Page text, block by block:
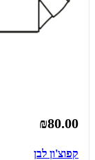
₪80.00
קפוצ'ון לבן